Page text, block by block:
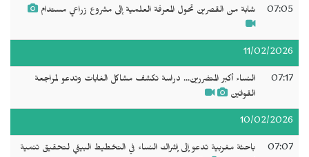
07:05 شابة من القصرين تحول المعرفة العلمية إلى مشروع زراعي مستدام
11/02/2026
07:17
النساء أكبر المتضررين... دراسة تكشف مشاكل الغابات وتدعو لمراجعة
القوانين
10/02/2026
07:07
باحثة مغربية تدعو إلى إشراك النساء في التخطيط البيئي لتحقيق تنمية